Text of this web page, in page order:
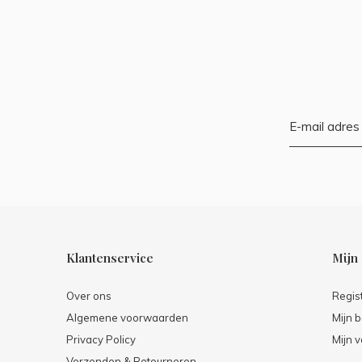
Klantenservice
Over ons
Algemene voorwaarden
Privacy Policy
Mijn
Mijn
Mijn